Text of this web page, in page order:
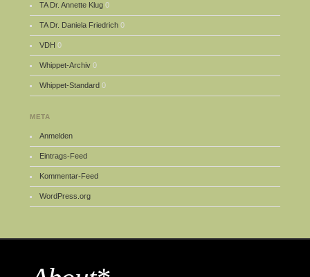
TA Dr. Annette Klug 0
TA Dr. Daniela Friedrich 0
VDH 0
Whippet-Archiv 0
Whippet-Standard 0
META
Anmelden
Eintrags-Feed
Kommentar-Feed
WordPress.org